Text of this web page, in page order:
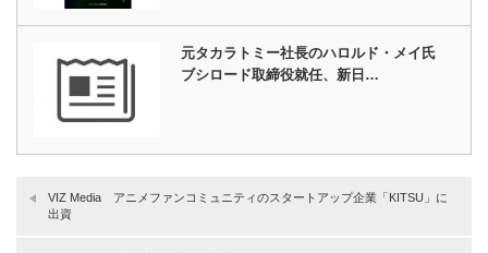
元タカラトミー社長のハロルド・メイ氏
ブシロード取締役就任、新日…
VIZ Media アニメファンコミュニティのスタートアップ企業「KITSU」に
出資